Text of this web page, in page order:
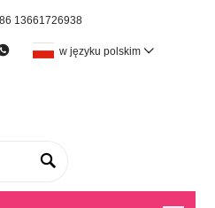
13661726938
w języku polskim 
